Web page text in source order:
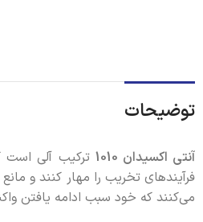
توضیحات
آنتی اکسیدان 1010
ترکیب آلی است
فرآیندهای تخریب را مهار کنند و
می‌کنند که خود سبب ادامه یافتن